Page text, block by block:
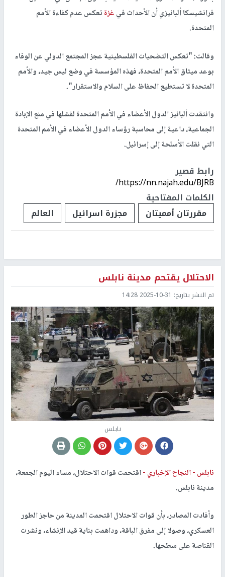
فرانشيسكا ألبانيزي أن الأحداث فيغزةتعكس عدم كفاءة الأمم
المتحدة.
وقالت: "تعكس التضحيات الفلسطينية عجز المجتمع الدولي عن الوفاء
بوعد ميثاق الأمم المتحدة، فهذه المؤسسة في وضع ليس جيد، والأمم
المتحدة لا تستطيع الحفاظ على السلام والاستقرار".
وانتقدت ألبانيز الدول الأعضاء في الأمم المتحدة لفشلها في منع الإبادة
الجماعية، داعية إلى محاسبة رؤساء الدول الأعضاء في الأمم المتحدة
التي نقلت الأسلحة إلى إسرائيل.
رابط قصير
https://nn.najah.edu/BJRB/
الكلمات المفتاحية
مقررتان أمميتان
مجزرة اسرائيل العالم
الاحتلال يقتحم مدينة نابلس
تم النشر بتاريخ: 2025-10-31 14:28
نابلس
نابلس -النجاح الإخباري -اقتحمت قوات الاحتلال، مساء اليوم الجمعة،
مدينة نابلس.
وأفادت المصادر، بأن قوات الاحتلال اقتحمت المدينة من حاجز الطور
العسكري، وصولا إلى مفرق الباقة، وداهمت بناية قيد الإنشاء، ونشرت
القناصة على سطحها.